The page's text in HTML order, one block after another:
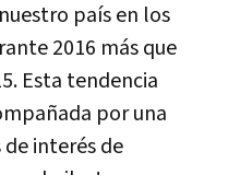
país en los
2016 más que
Esta tendencia
por una
interés de